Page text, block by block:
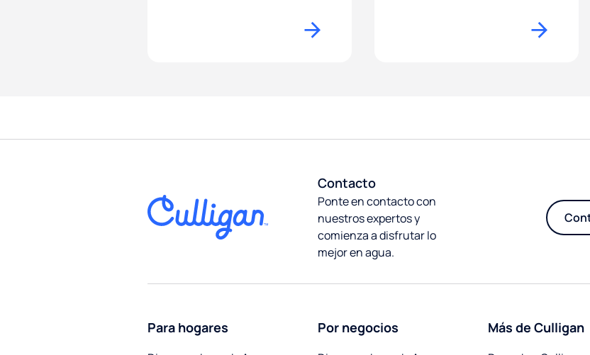
Contacto
Ponte en contacto con
nuestros expertos y
comienza a disfrutar lo
mejor en agua.
Para hogares Por negocios Más de Culligan